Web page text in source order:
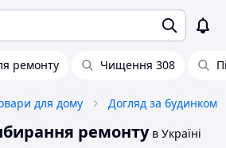
ремонту Чищення 308
для дому Догляд за будинком
ремонтув Україні